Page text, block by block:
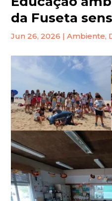
da Fuseta
Jun 26, 2026 |Ambiente,